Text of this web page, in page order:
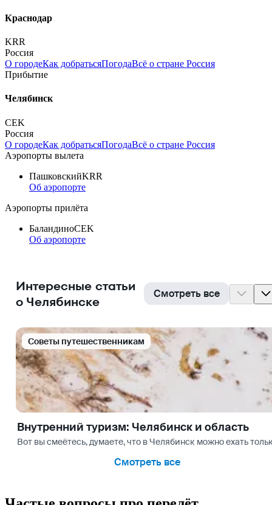
Краснодар
KRR
Россия
О городеКак добратьсяПогодаВсё о стране Россия
Прибытие
Челябинск
CEK
Россия
О городеКак добратьсяПогодаВсё о стране Россия
Аэропорты вылета
ПашковскийKRR
Об аэропорте
Аэропорты прилёта
БаландиноCEK
Об аэропорте
Интересные статьи
о Челябинске
Смотреть все
Cоветы путешественникам
Внутренний туризм: Челябинск и область
Вот вы смеётесь, думаете, что в Челябинск можно ехать
Смотреть все